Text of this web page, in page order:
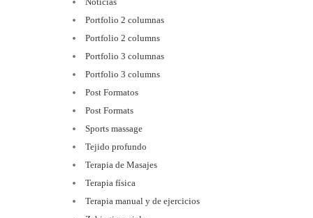
Portfolio 2 columnas
Portfolio 2 columns
Portfolio 3 columnas
Portfolio 3 columns
Post Formatos
Post Formats
Sports massage
Tejido profundo
Terapia de Masajes
Terapia física
Terapia manual y de ejercicios